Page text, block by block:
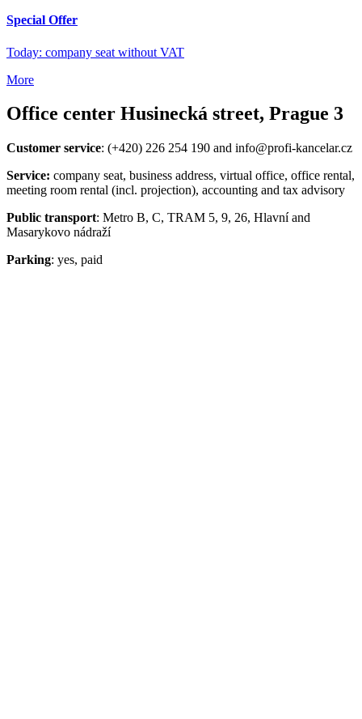
Special Offer
Today: company seat without VAT
More
Office center Husinecká street, Prague 3
Customer service: (+420) 226 254 190 and info@profi-kancelar.cz
Service: company seat, business address, virtual office, office rental,
meeting room rental (incl. projection), accounting and tax advisory
Public transport: Metro B, C, TRAM 5, 9, 26, Hlavní and
Masarykovo nádraží
Parking: yes, paid